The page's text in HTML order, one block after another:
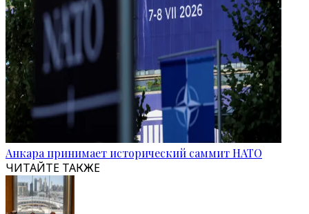
Анкара принимает исторический саммит НАТО
ЧИТАЙТЕ ТАКЖЕ